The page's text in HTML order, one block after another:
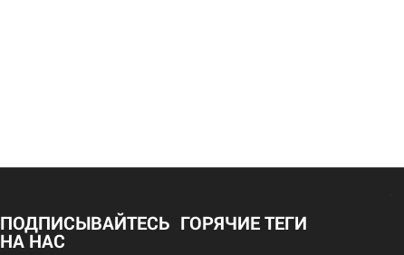
ПОДПИСЫВАЙТЕСЬ
НА НАС
ГОРЯЧИЕ ТЕГИ